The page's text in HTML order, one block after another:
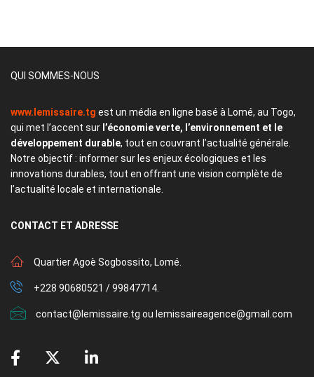
QUI SOMMES-NOUS
www.lemissaire.tg est un média en ligne basé à Lomé, au Togo,
qui met l’accent sur l’économie verte, l’environnement et le
développement durable, tout en couvrant l’actualité générale.
Notre objectif : informer sur les enjeux écologiques et les
innovations durables, tout en offrant une vision complète de
l’actualité locale et internationale.
CONTACT ET ADRESSE
Quartier Agoè Sogbossito, Lomé.
+228 90680521 / 99847714.
contact@lemissaire.tg ou lemissaireagence@gmail.com